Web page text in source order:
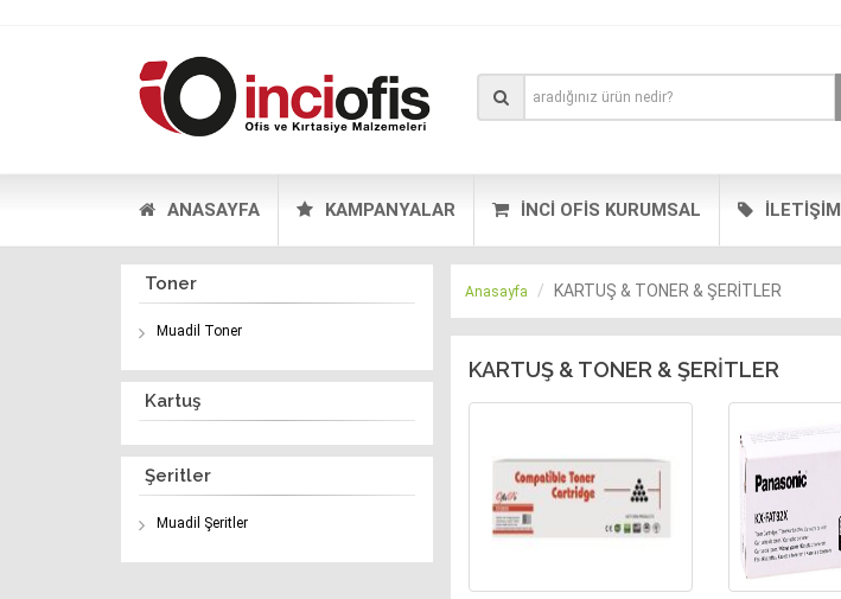
ANASAYFA KAMPANYALAR İNCİ OFİS KURUMSAL İLETİŞİM
Toner
Muadil Toner
Kartuş
Şeritler
Muadil Şeritler
Anasayfa KARTUŞ & TONER & ŞERİTLER
KARTUŞ & TONER & ŞERİTLER